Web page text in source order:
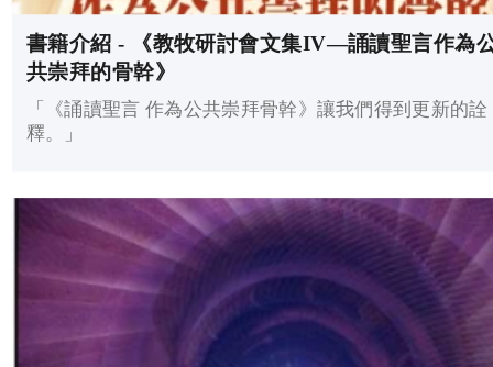
書籍介紹 - 《教牧研討會文集IV—誦讀聖言作為
共崇拜的骨幹》
「《誦讀聖言 作為公共崇拜骨幹》讓我們得到更新的詮
釋。」